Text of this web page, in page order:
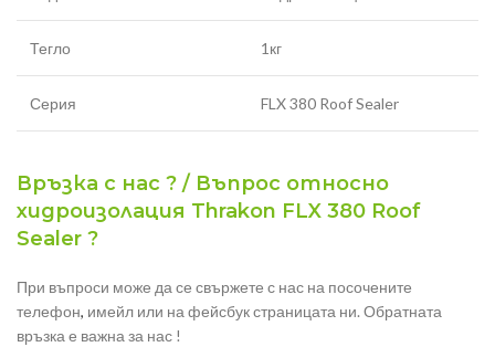
Тегло 1кг
Серия FLX 380 Roof Sealer
Връзка с нас ? / Въпрос относно
хидроизолация Thrakon FLX 380 Roof
Sealer ?
При въпроси може да се свържете с нас на посочените
телефон, имейл или на фейсбук страницата ни. Обратната
връзка е важна за нас !